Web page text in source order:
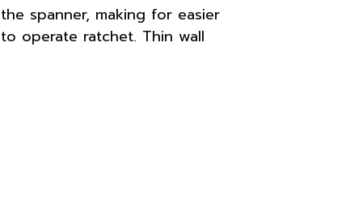
spanner, making for easier
operate ratchet. Thin wall